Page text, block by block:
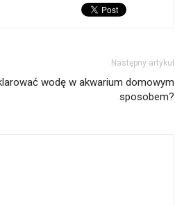
Następny artykuł
wodę w akwarium domowym
sposobem?